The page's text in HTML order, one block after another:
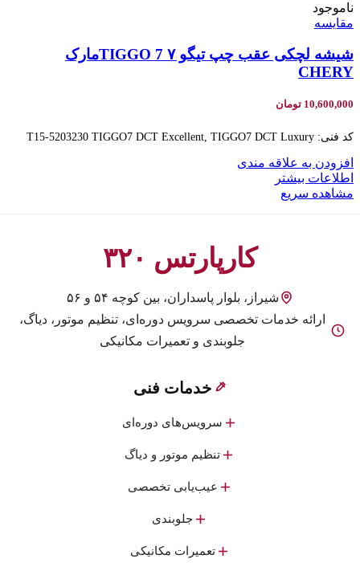
ناموجود
مقایسه
شیشه لچکی عقب چپ تیگو ۷ TIGGO 7مارک
CHERY
10,600,000 تومان
کد فنی: T15-5203230 TIGGO7 DCT Excellent, TIGGO7 DCT Luxury
افزودن به علاقه مندی
اطلاعات بیشتر
مشاهده سریع
کارپارتس ۳۲۰
شیراز، بلوار پاسداران، بین کوچه ۵۴ و ۵۶
ارائه خدمات تخصصی سرویس دوره‌ای، تنظیم موتور، دیاگ،
جلوبندی و تعمیرات مکانیکی
خدمات فنی
سرویس‌های دوره‌ای
تنظیم موتور و دیاگ
عیب‌یابی تخصصی
جلوبندی
تعمیرات مکانیکی